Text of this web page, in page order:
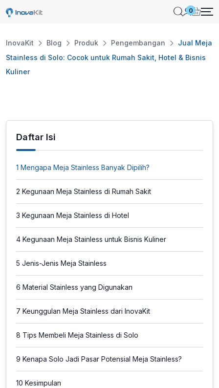
Skip
0
InovaKit Blog Produk Pengembangan
Jual Meja
Stainless di Solo: Cocok untuk Rumah Sakit, Hotel & Bisnis
Kuliner
Daftar Isi
1 Mengapa Meja Stainless Banyak Dipilih?
2 Kegunaan Meja Stainless di Rumah Sakit
3 Kegunaan Meja Stainless di Hotel
4 Kegunaan Meja Stainless untuk Bisnis Kuliner
5 Jenis-Jenis Meja Stainless
6 Material Stainless yang Digunakan
7 Keunggulan Meja Stainless dari InovaKit
8 Tips Membeli Meja Stainless di Solo
9 Kenapa Solo Jadi Pasar Potensial Meja Stainless?
10 Kesimpulan